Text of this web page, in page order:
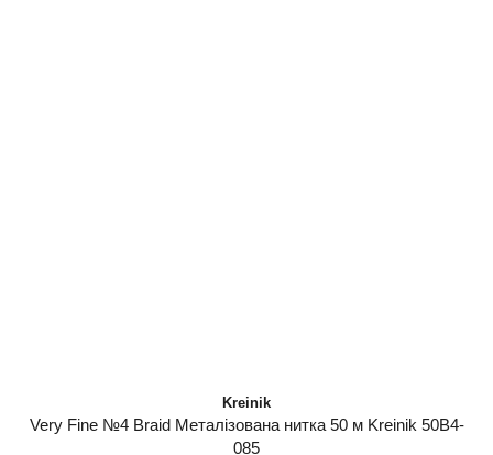
Kreinik
Very Fine №4 Braid Металізована нитка 50 м Kreinik 50B4-
085